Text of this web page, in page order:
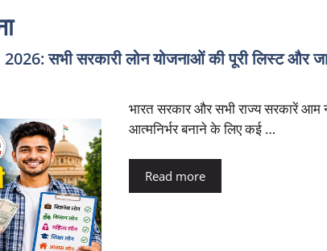
सभी सरकारी लोन योजनाओं की पूरी लिस्ट और
भारत सरकार और सभी राज्य सरकारें आम
आत्मनिर्भर बनाने के लिए कई …
Read more